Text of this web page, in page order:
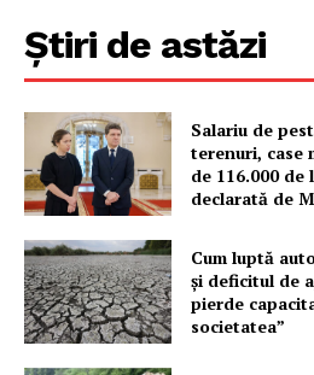
Știri de astăzi
Salariu de
terenuri, case
de 116.000 de
declarată de
Cum luptă
și deficitul de
pierde
societatea”